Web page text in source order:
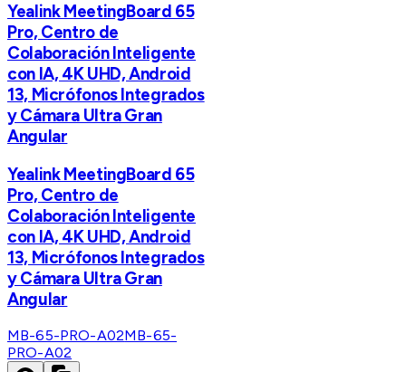
Yealink MeetingBoard 65
Pro, Centro de
Colaboración Inteligente
con IA, 4K UHD, Android
13, Micrófonos Integrados
y Cámara Ultra Gran
Angular
Yealink MeetingBoard 65
Pro, Centro de
Colaboración Inteligente
con IA, 4K UHD, Android
13, Micrófonos Integrados
y Cámara Ultra Gran
Angular
MB-65-PRO-A02MB-65-
PRO-A02